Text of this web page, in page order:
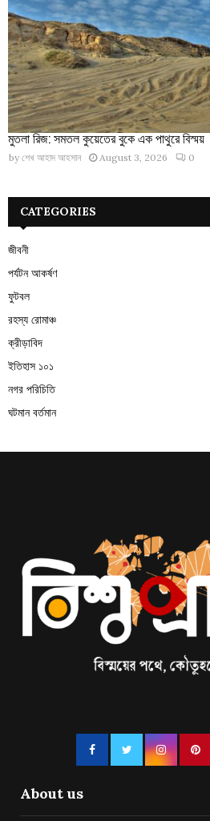
মুতলা রিজ: সমতল কুয়েতের বুকে এক পাথুরে বিস্ময়
by শেখ আহাদ আহসান August 3, 2026 0
CATEGORIES
জীবনী
পর্যটন আকর্ষণ
ফুটবল
রহস্য রোমাঞ্চ
ক্রীড়াবিদ
ইতিহাস ১০১
নগর পরিচিতি
ঘটমান বর্তমান
About us